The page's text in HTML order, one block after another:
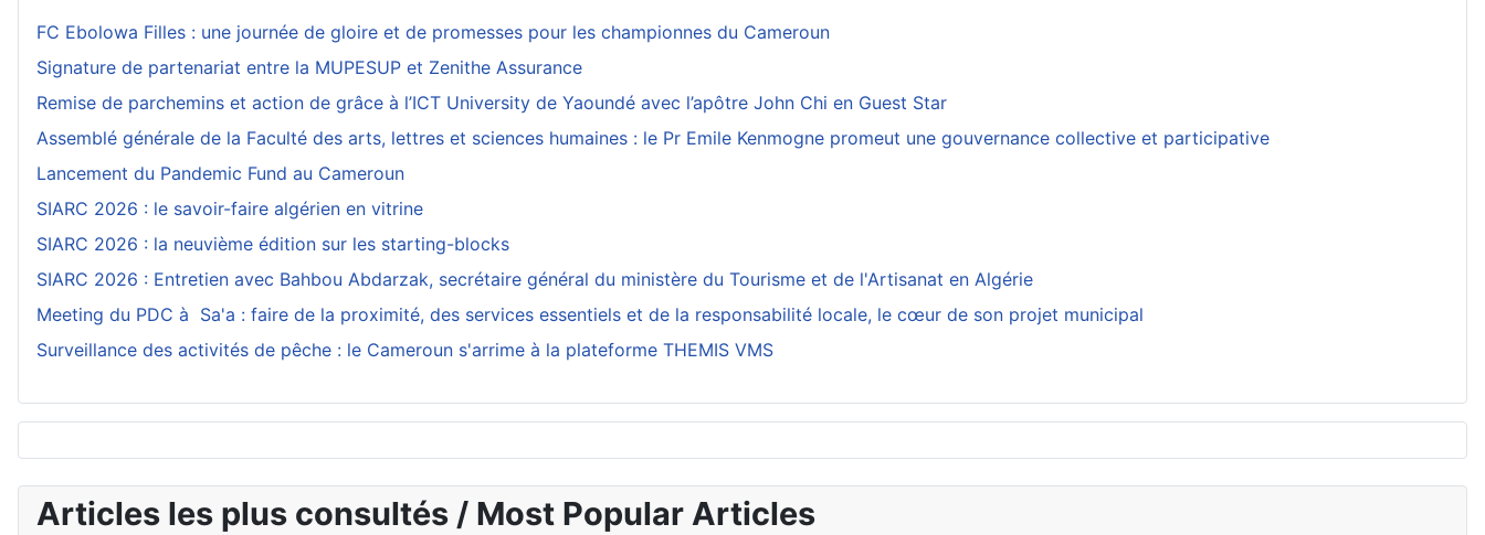
FC Ebolowa Filles : une journée de gloire et de promesses pour les championnes du Cameroun
Signature de partenariat entre la MUPESUP et Zenithe Assurance
Remise de parchemins et action de grâce à l’ICT University de Yaoundé avec l’apôtre John Chi en Guest Star
Assemblé générale de la Faculté des arts, lettres et sciences humaines : le Pr Emile Kenmogne promeut une gouvernance collective et participative
Lancement du Pandemic Fund au Cameroun
SIARC 2026 : le savoir-faire algérien en vitrine
SIARC 2026 : la neuvième édition sur les starting-blocks
SIARC 2026 : Entretien avec Bahbou Abdarzak, secrétaire général du ministère du Tourisme et de l'Artisanat en Algérie
Meeting du PDC à Sa'a : faire de la proximité, des services essentiels et de la responsabilité locale, le cœur de son projet municipal
Surveillance des activités de pêche : le Cameroun s'arrime à la plateforme THEMIS VMS
Articles les plus consultés / Most Popular Articles